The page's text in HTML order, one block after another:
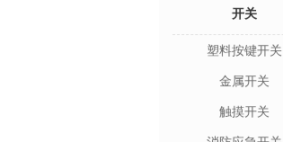
开关
塑料按键开关
金属开关
触摸开关